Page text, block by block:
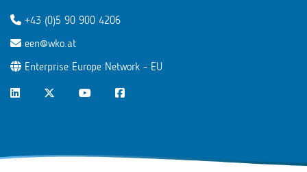
+43 (0)5 90 900 4206
een@wko.at
Enterprise Europe Network - EU
LinkedInTwitterYoutubeFacebook